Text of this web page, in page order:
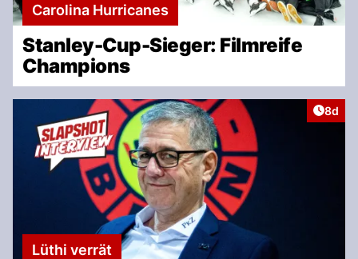
Carolina Hurricanes
Stanley-Cup-Sieger: Filmreife
Champions
8d
Lüthi verrät